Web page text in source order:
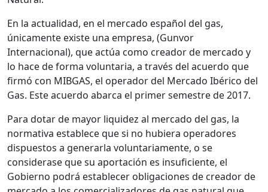
En la actualidad, en el mercado español del gas,
únicamente existe una empresa, (Gunvor
Internacional), que actúa como creador de mercado y
lo hace de forma voluntaria, a través del acuerdo que
firmó con MIBGAS, el operador del Mercado Ibérico del
Gas. Este acuerdo abarca el primer semestre de 2017.
Para dotar de mayor liquidez al mercado del gas, la
normativa establece que si no hubiera operadores
dispuestos a generarla voluntariamente, o se
considerase que su aportación es insuficiente, el
Gobierno podrá establecer obligaciones de creador de